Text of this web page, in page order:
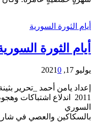
أيام الثورة السورية
أيام الثورة
يوليو 17, 2021 0
2011 اندلاع اشتباكات
السوري
بالسكاكين والعصي في